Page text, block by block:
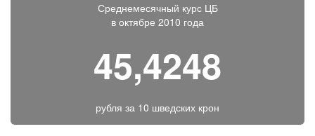
Среднемесячный курс ЦБ
в октябре 2010 года
45,4248
рубля за 10 шведских крон